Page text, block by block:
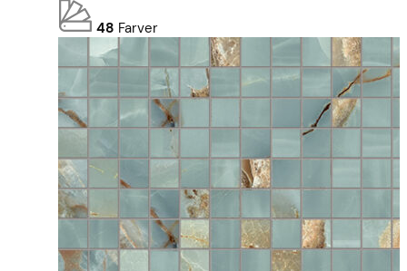
48 Farver